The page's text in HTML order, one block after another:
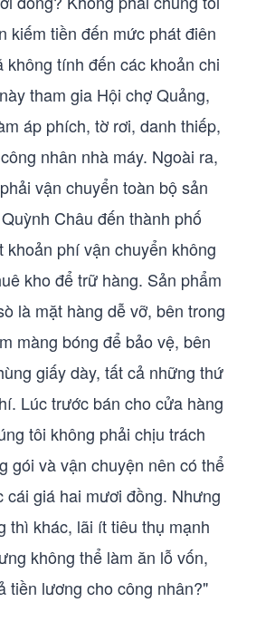
kiếm tiền đến mức phát điên
không tính đến các khoản chi
tham gia Hội chợ Quảng,
áp phích, tờ rơi, danh thiếp,
nhân nhà máy. Ngoài ra,
vận chuyển toàn bộ sản
Châu đến thành phố
khoản phí vận chuyển không
kho để trữ hàng. Sản phẩm
là mặt hàng dễ vỡ, bên trong
màng bóng để bảo vệ, bên
giấy dày, tất cả những thứ
Lúc trước bán cho cửa hàng
tôi không phải chịu trách
gói và vận chuyện nên có thể
cái giá hai mươi đồng. Nhưng
thì khác, lãi ít tiêu thụ mạnh
không thể làm ăn lỗ vốn,
tiền lương cho công nhân?"